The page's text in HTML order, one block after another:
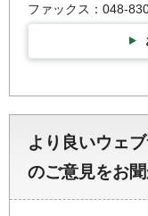
ファックス：048-
より良いウェ
のご意見をお